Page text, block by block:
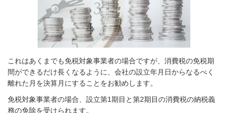
これはあくまでも免税対象事業者の場合ですが、消費税の免税期
間ができるだけ長くなるように、会社の設立年月日からなるべく
離れた月を決算月にすることをお勧めします。
免税対象事業者の場合、設立第1期目と第2期目の消費税の納税義
務の免除を受けられます。